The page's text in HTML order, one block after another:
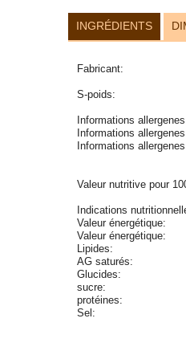
INGRÉDIENTS
Fabricant:
S-poids:
Informations
Informations
Informations
Valeur nutritive pour
Indications
Valeur énergétique:
Valeur énergétique:
Lipides:
AG saturés:
Glucides:
sucre:
protéines:
Sel: